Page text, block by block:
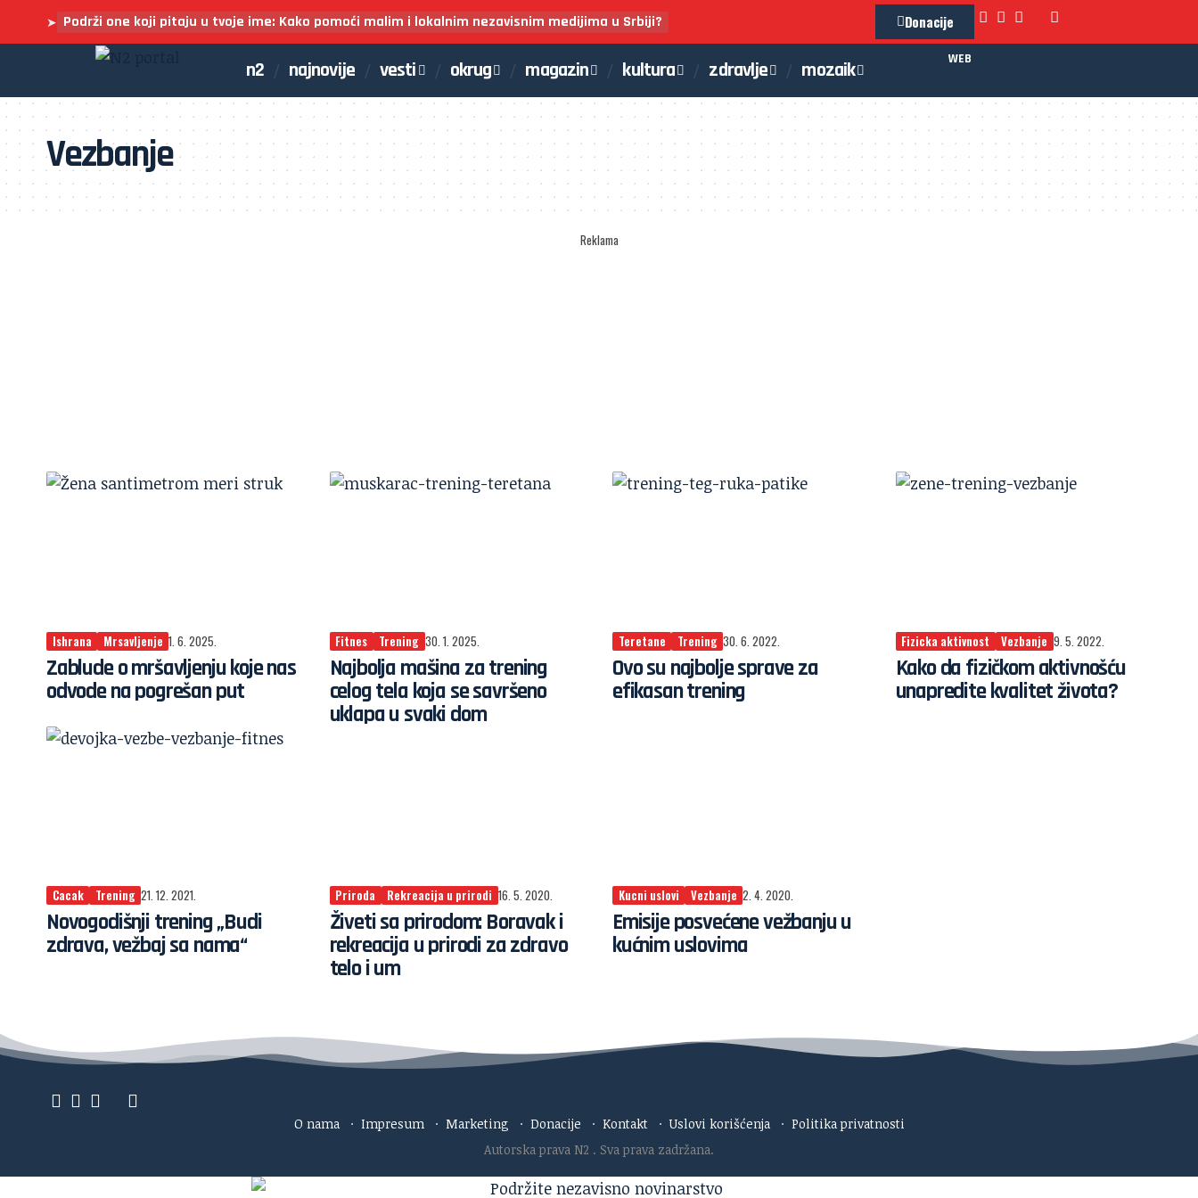
➤ Podrži one koji pitaju u tvoje ime: Kako pomoći malim i lokalnim nezavisnim medijima u Srbiji? Donacije
n2 najnovije vesti okrug magazin kultura zdravlje mozaik WEB
Vezbanje
Reklama
Ishrana Mrsavljenje 1. 6. 2025.
Zablude o mršavljenju koje nas
odvode na pogrešan put
Fitnes Trening 30. 1. 2025.
Najbolja mašina za trening
celog tela koja se savršeno
uklapa u svaki dom
Teretane Trening 30. 6. 2022.
Ovo su najbolje sprave za
efikasan trening
Fizicka aktivnost Vezbanje 9. 5. 2022.
Kako da fizičkom aktivnošću
unapredite kvalitet života?
Cacak Trening 21. 12. 2021.
Novogodišnji trening „Budi
zdrava, vežbaj sa nama“
Priroda Rekreacija u prirodi 16. 5. 2020.
Živeti sa prirodom: Boravak i
rekreacija u prirodi za zdravo
telo i um
Kucni uslovi Vezbanje 2. 4. 2020.
Emisije posvećene vežbanju u
kućnim uslovima
O nama · Impresum · Marketing · Donacije · Kontakt · Uslovi korišćenja · Politika privatnosti
Autorska prava N2 . Sva prava zadržana.